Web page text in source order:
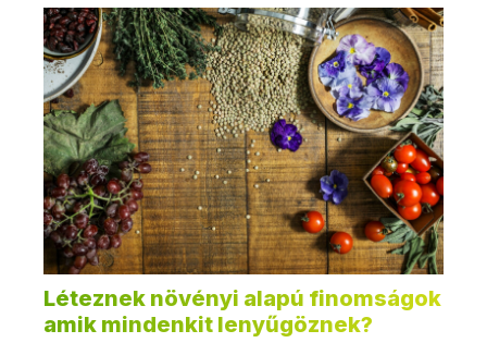
Léteznek növényi alapú finomságok
amik mindenkit lenyűgöznek?